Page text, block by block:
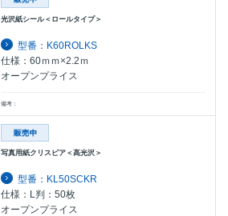
光沢紙シール＜ロールタイプ＞
型番：K60ROLKS
仕様：60ｍｍ×2.2ｍ
オープンプライス
備考：
写真用紙クリスピア＜高光沢＞
型番：KL50SCKR
仕様：L判：50枚
オープンプライス